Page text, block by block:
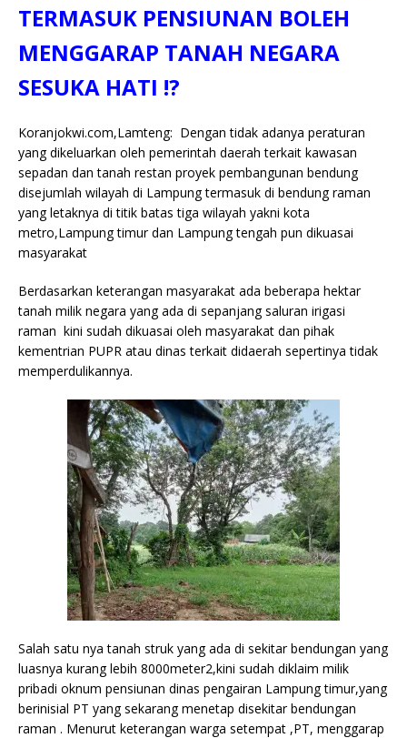
e
b
o
o
k
te
r
l s
A
p
p
y
Li
a
o
p
e
e
r
TERMASUK PENSIUNAN BOLEH
MENGGARAP TANAH NEGARA
SESUKA HATI !?
Koranjokwi.com,Lamteng: Dengan tidak adanya peraturan
yang dikeluarkan oleh pemerintah daerah terkait kawasan
sepadan dan tanah restan proyek pembangunan bendung
disejumlah wilayah di Lampung termasuk di bendung raman
yang letaknya di titik batas tiga wilayah yakni kota
metro,Lampung timur dan Lampung tengah pun dikuasai
masyarakat
Berdasarkan keterangan masyarakat ada beberapa hektar
tanah milik negara yang ada di sepanjang saluran irigasi
raman kini sudah dikuasai oleh masyarakat dan pihak
kementrian PUPR atau dinas terkait didaerah sepertinya tidak
memperdulikannya.
Salah satu nya tanah struk yang ada di sekitar bendungan yang
luasnya kurang lebih 8000meter2,kini sudah diklaim milik
pribadi oknum pensiunan dinas pengairan Lampung timur,yang
berinisial PT yang sekarang menetap disekitar bendungan
raman . Menurut keterangan warga setempat ,PT, menggarap